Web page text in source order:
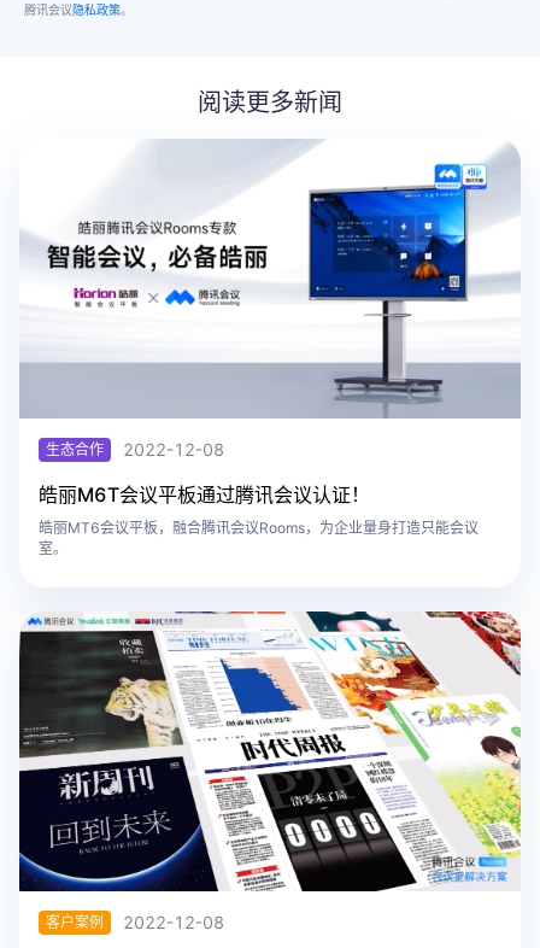
腾讯会议隐私政策。
阅读更多新闻
生态合作 2022-12-08
​皓丽M6T会议平板通过腾讯会议认证！
皓丽MT6会议平板，融合腾讯会议Rooms，为企业量身打造只能会议
室。
客户案例 2022-12-08